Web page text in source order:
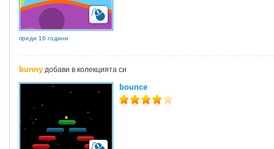
преди 16 години
bunny добави в колекцията си
bounce